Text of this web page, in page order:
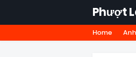
Phượt
Home Anh